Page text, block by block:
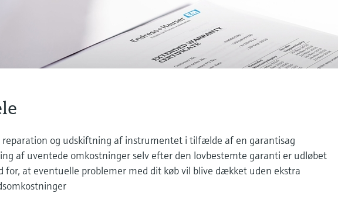
reparation og udskiftning af instrumentet i tilfælde af en garantisag
af uventede omkostninger selv efter den lovbestemte garanti er udløbet
for, at eventuelle problemer med dit køb vil blive dækket uden ekstra